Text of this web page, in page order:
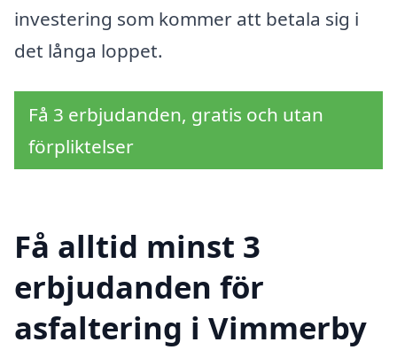
investering som kommer att betala sig i
det långa loppet.
Få 3 erbjudanden, gratis och utan
förpliktelser
Få alltid minst 3
erbjudanden för
asfaltering i Vimmerby